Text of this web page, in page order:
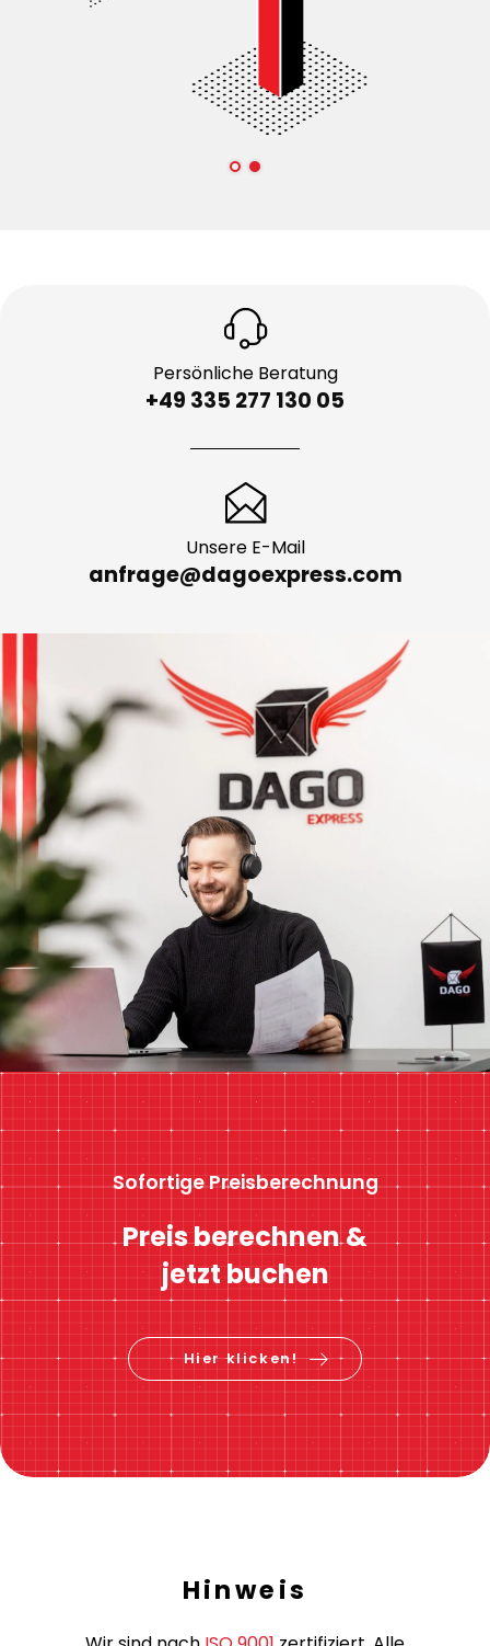
Persönliche Beratung
+49 335 277 130 05
Unsere E-Mail
anfrage@dagoexpress.com
Sofortige Preisberechnung
Preis berechnen &
jetzt buchen
Hier klicken!
Hinweis